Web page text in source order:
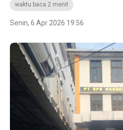
waktu baca 2 menit
Senin, 6 Apr 2026 19:56